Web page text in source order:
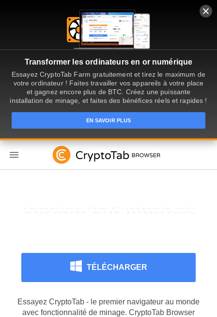
Transformer les ordinateurs en or numérique
Essayez CryptoTab Farm gratuitement et tirez le maximum de
votre ordinateur ! Faites travailler vos appareils à votre place
et gagnez encore plus de BTC. Créez une puissante
installation de minage, et faites des bénéfices réels et rapides !
EN SAVOIR PLUS
TÉLÉCHARGER
Essayez CryptoTab - le premier navigateur au monde
avec fonctionnalité de minage. CryptoTab Browser